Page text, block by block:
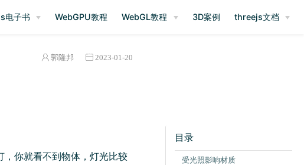
window)
电子书 WebGPU教程 WebGL教程 3D案例 threejs文档
郭隆邦 2023-01-20
目录
受光照影响材质
，你就看不到物体，灯光比较